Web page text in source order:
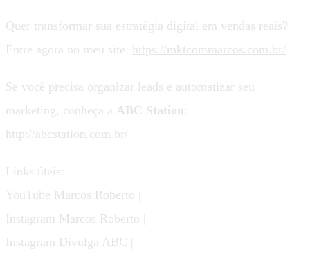
Quer transformar sua estratégia digital em vendas reais?
Entre agora no meu site: https://mktcommarcos.com.br/
Se você precisa organizar leads e automatizar seu
marketing, conheça a ABC Station:
http://abcstation.com.br/
Links úteis:
YouTube Marcos Roberto |
Instagram Marcos Roberto |
Instagram Divulga ABC |